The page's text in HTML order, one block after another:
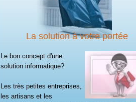
La solution à votre portée
Le bon concept d'une
solution informatique?
Les très petites entreprises,
les artisans et les